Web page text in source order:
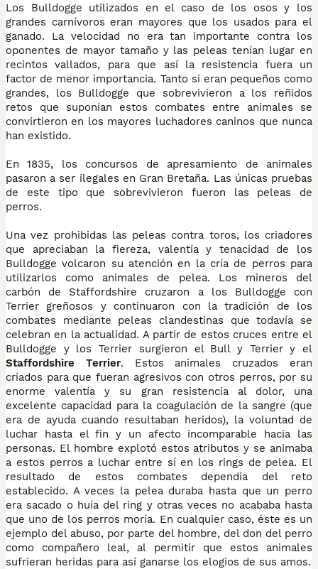
Los Bulldogge utilizados en el caso de los osos y los
grandes carnívoros eran mayores que los usados para el
ganado. La velocidad no era tan importante contra los
oponentes de mayor tamaño y las peleas tenían lugar en
recintos vallados, para que así la resistencia fuera un
factor de menor importancia. Tanto si eran pequeños como
grandes, los Bulldogge que sobrevivieron a los reñidos
retos que suponían estos combates entre animales se
convirtieron en los mayores luchadores caninos que nunca
han existido.
En 1835, los concursos de apresamiento de animales
pasaron a ser ilegales en Gran Bretaña. Las únicas pruebas
de este tipo que sobrevivieron fueron las peleas de
perros.
Una vez prohibidas las peleas contra toros, los criadores
que apreciaban la fiereza, valentía y tenacidad de los
Bulldogge volcaron su atención en la cría de perros para
utilizarlos como animales de pelea. Los mineros del
carbón de Staffordshire cruzaron a los Bulldogge con
Terrier greñosos y continuaron con la tradición de los
combates mediante peleas clandestinas que todavía se
celebran en la actualidad. A partir de estos cruces entre el
Bulldogge y los Terrier surgieron el Bull y Terrier y el
Staffordshire Terrier. Estos animales cruzados eran
criados para que fueran agresivos con otros perros, por su
enorme valentía y su gran resistencia al dolor, una
excelente capacidad para la coagulación de la sangre (que
era de ayuda cuando resultaban heridos), la voluntad de
luchar hasta el fin y un afecto incomparable hacia las
personas. El hombre explotó estos atributos y se animaba
a estos perros a luchar entre sí en los rings de pelea. El
resultado de estos combates dependía del reto
establecido. A veces la pelea duraba hasta que un perro
era sacado o huía del ring y otras veces no acababa hasta
que uno de los perros moría. En cualquier caso, éste es un
ejemplo del abuso, por parte del hombre, del don del perro
como compañero leal, al permitir que estos animales
sufrieran heridas para así ganarse los elogios de sus amos.